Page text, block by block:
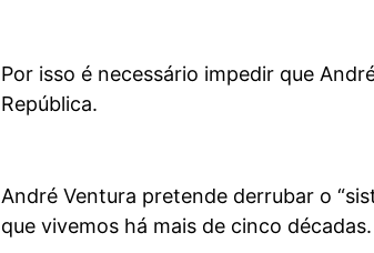
Por isso é necessário impedir que
República.
André Ventura pretende derrubar o
que vivemos há mais de cinco décadas.